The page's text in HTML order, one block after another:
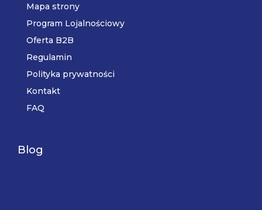
Mapa strony
Program Lojalnościowy
Oferta B2B
Regulamin
Polityka prywatności
Kontakt
FAQ
Blog